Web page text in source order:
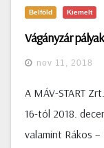
Belföld Kiemelt
Vágányzár
nov 11, 2018
A MÁV-START
16-tól 2018.
valamint Rákos